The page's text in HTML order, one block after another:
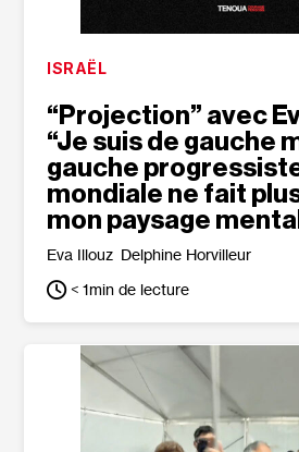
ISRAËL
“Projection” avec
“Je suis de gauche
gauche
mondiale ne fait
mon paysage
Eva Illouz Delphine Horvilleur
< 1min de lecture